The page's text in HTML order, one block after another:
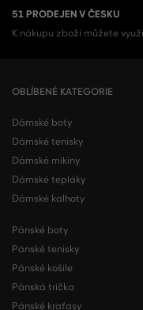
51 PRODEJEN V ČESKU
K nákupu zboží můžete
OBLÍBENÉ KATEGORIE
Dámské boty
Dámské tenisky
Dámské mikiny
Dámské tepláky
Dámské kalhoty
Pánské boty
Pánské tenisky
Pánské košile
Pánská trička
Pánské kraťasy